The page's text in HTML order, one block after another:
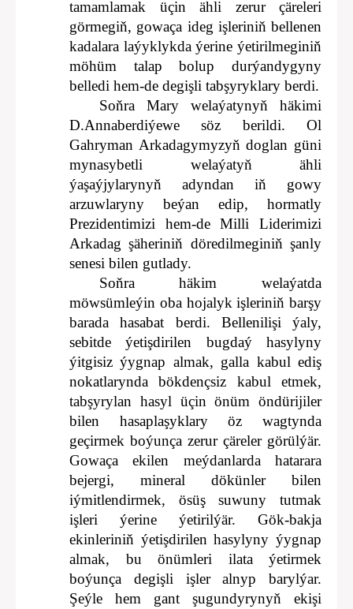
tamamlamak üçin ähli zerur çäreleri
görmegiň, gowaça ideg işleriniň bellenen
kadalara laýyklykda ýerine ýetirilmeginiň
möhüm talap bolup durýandygyny
belledi hem-de degişli tabşyryklary berdi.
Soňra Mary welaýatynyň häkimi
D.Annaberdiýewe söz berildi. Ol
Gahryman Arkadagymyzyň doglan güni
mynasybetli welaýatyň ähli
ýaşaýjylarynyň adyndan iň gowy
arzuwlaryny beýan edip, hormatly
Prezidentimizi hem-de Milli Liderimizi
Arkadag şäheriniň döredilmeginiň şanly
senesi bilen gutlady.
Soňra häkim welaýatda
möwsümleýin oba hojalyk işleriniň barşy
barada hasabat berdi. Bellenilişi ýaly,
sebitde ýetişdirilen bugdaý hasylyny
ýitgisiz ýygnap almak, galla kabul ediş
nokatlarynda bökdençsiz kabul etmek,
tabşyrylan hasyl üçin önüm öndürijiler
bilen hasaplaşyklary öz wagtynda
geçirmek boýunça zerur çäreler görülýär.
Gowaça ekilen meýdanlarda hatarara
bejergi, mineral dökünler bilen
iýmitlendirmek, ösüş suwuny tutmak
işleri ýerine ýetirilýär. Gök-bakja
ekinleriniň ýetişdirilen hasylyny ýygnap
almak, bu önümleri ilata ýetirmek
boýunça degişli işler alnyp barylýar.
Şeýle hem gant şugundyrynyň ekişi